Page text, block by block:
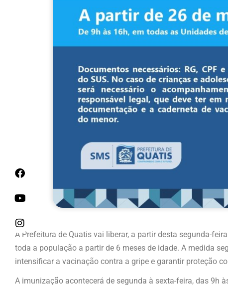
A Prefeitura de Quatis vai liberar, a partir desta segunda-
toda a população a partir de 6 meses de idade. A medida
intensificar a vacinação contra a gripe e garantir proteção
A imunização acontecerá de segunda à sexta-feira, das 9h